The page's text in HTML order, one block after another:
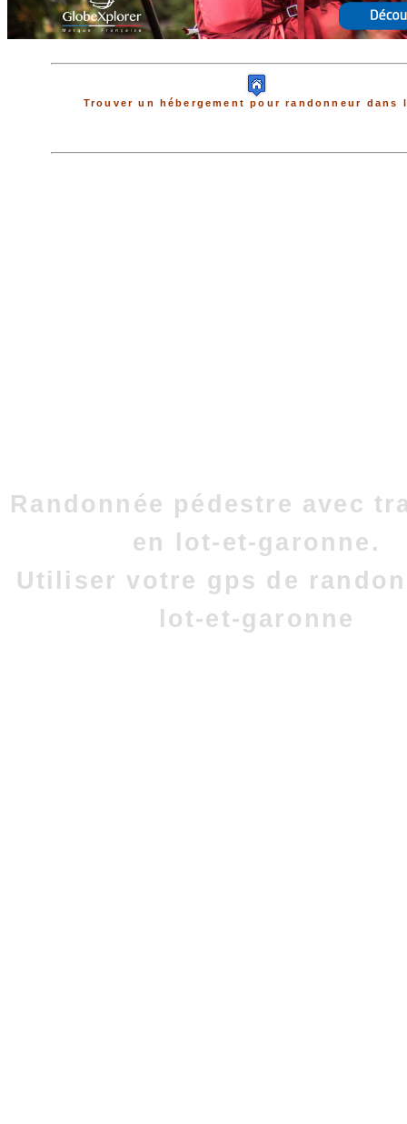
Trouver un hébergement pour randonneur dans
Randonnée pédestre avec
en lot-et-garonne.
Utiliser votre gps de
lot-et-garonne